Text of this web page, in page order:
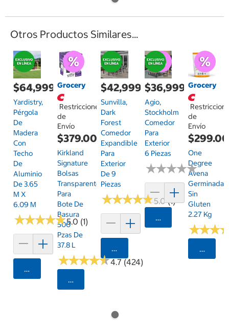
Otros Productos Similares...
$64,999.00
Yardistry,
Pérgola
De
Madera
Con
Techo
De
Aluminio
De 3.65
M X
6.09 M
★★★★★
★★★★★5.0 (1)
Agregar
Grocery
Restricciones
de
Envío
$379.00
Kirkland
Signature
Bolsas
Transparentes
Para
Bote De
Basura
500
Pzas De
37.8 L
★★★★★
★★★★★4.7 (424)
Seleccionar Código Postal
$42,999.00
Sunvilla,
Dark
Forest
Comedor
Expandible
Para
Exterior
De 9
Piezas
★★★★★
★★★★★5.0 (1)
Agregar
$36,999.00
Agio,
Stockholm
Comedor
Para
Exterior
6 Piezas
★★★★★
★★★★★
Agregar
Grocery
de
Envío
$299.00
One
Degree
Avena
Germinada
Sin
Gluten
2.27 Kg
★★★
★★★